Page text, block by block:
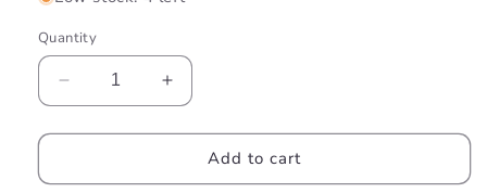
Quantity
Decrease
quantity
for
CHERRY
Increase
quantity
for
AMELIA
CHERRY
Add to cart